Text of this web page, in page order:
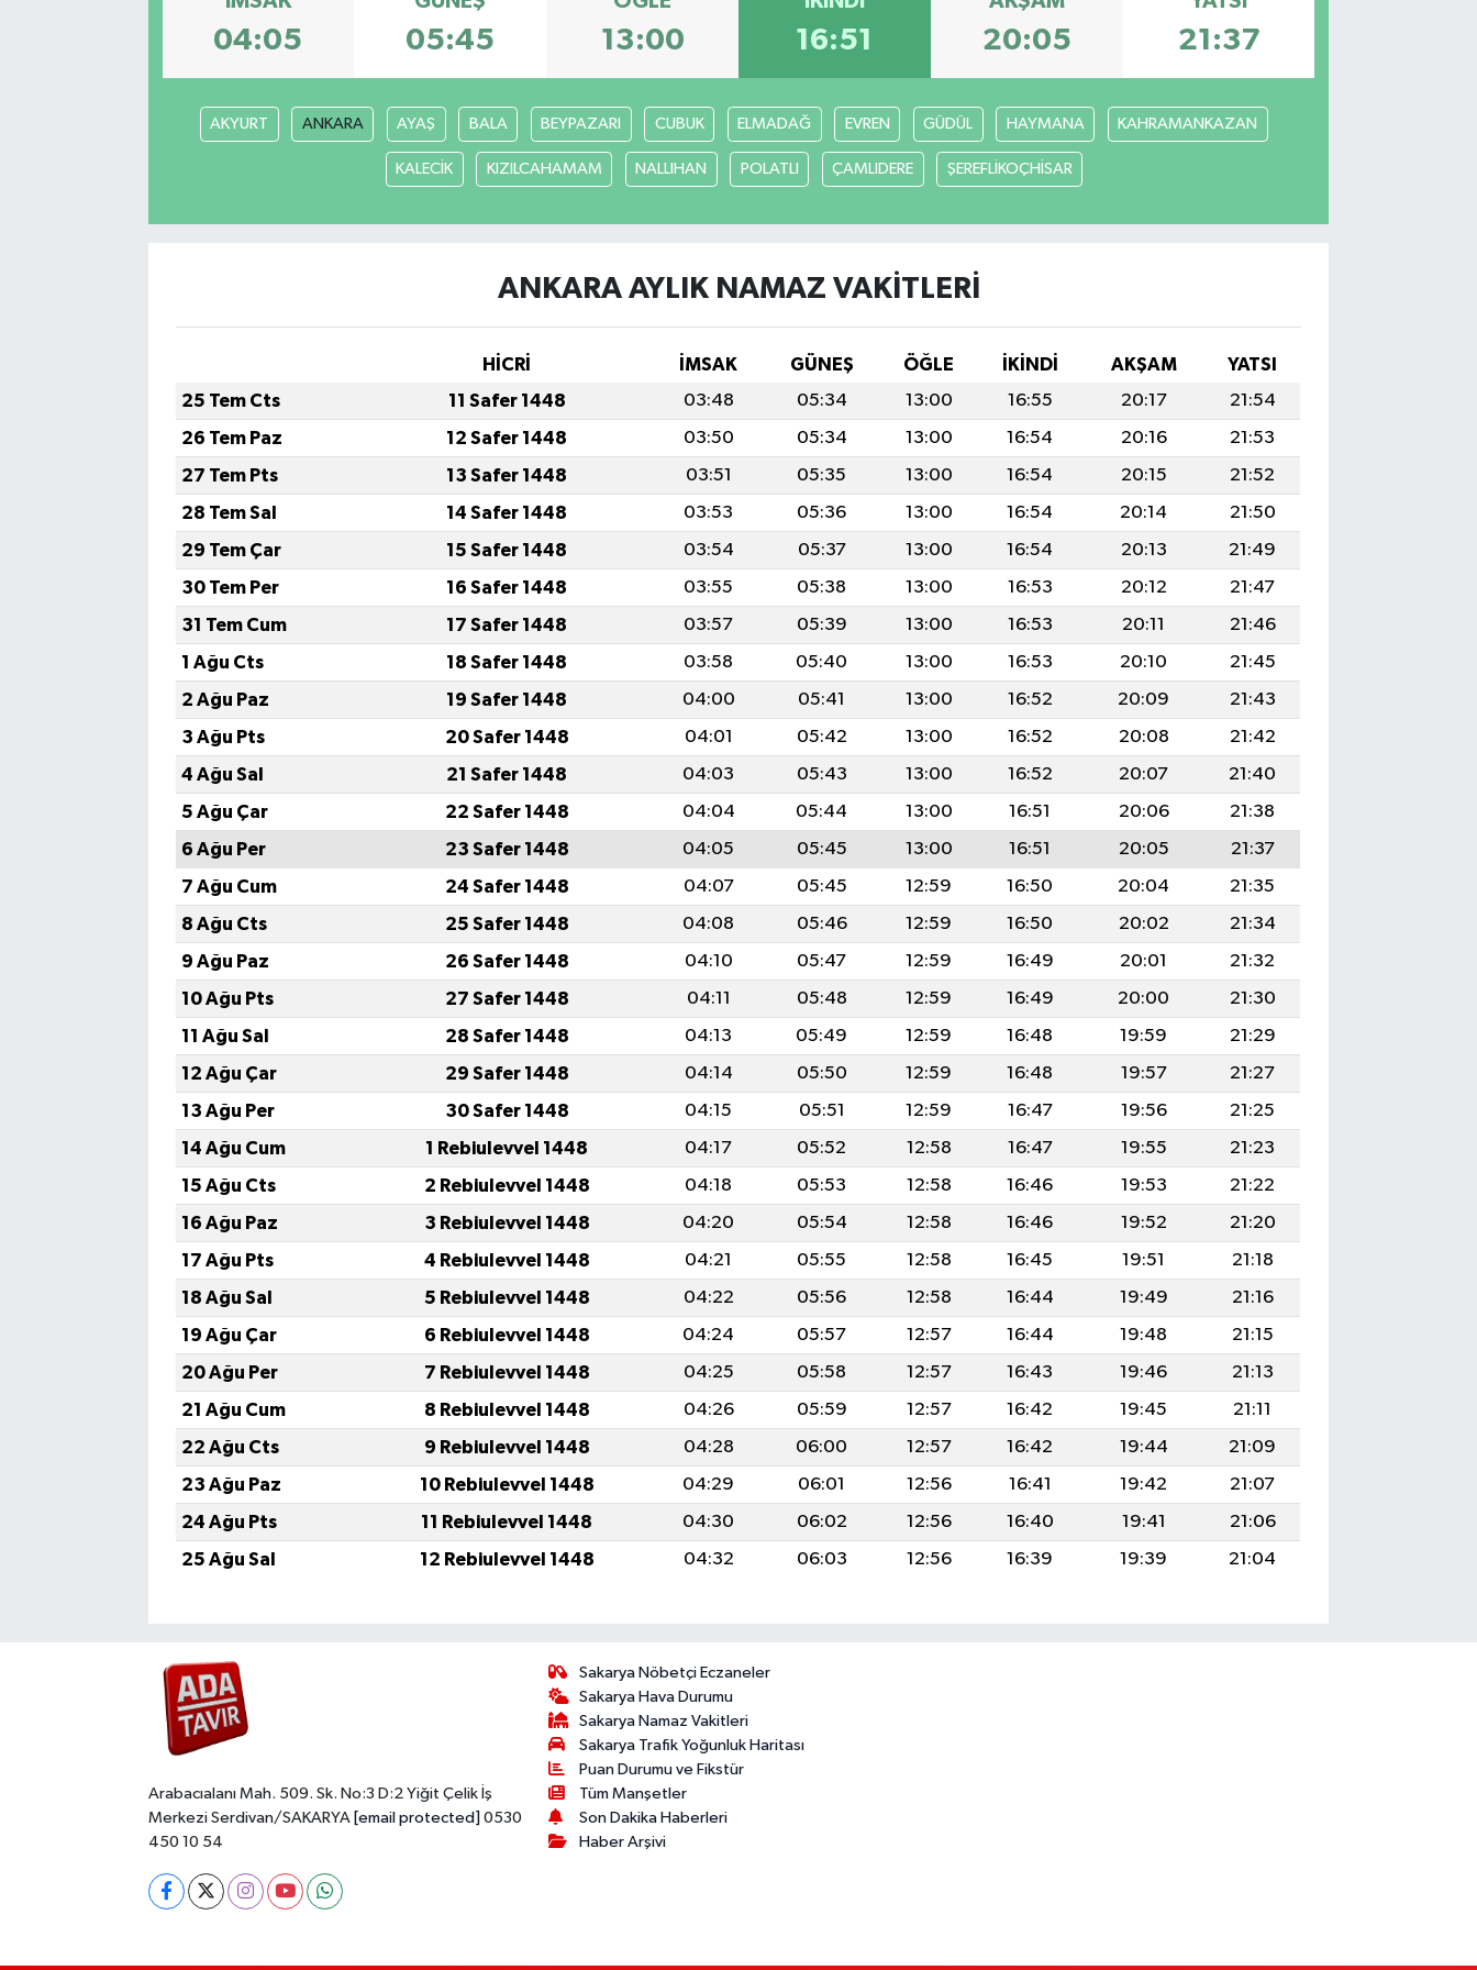
04:05 05:45 13:00 16:51 20:05 21:37
AKYURT ANKARA AYAŞ BALA BEYPAZARI CUBUK ELMADAĞ EVREN GÜDÜL HAYMANA KAHRAMANKAZAN
KALECİK KIZILCAHAMAM NALLIHAN POLATLI ÇAMLIDERE ŞEREFLİKOÇHİSAR
ANKARA AYLIK NAMAZ VAKITLERI
HİCRİ İMSAK GÜNEŞ ÖĞLE İKINDI AKŞAM
YATSI
25 Tem Cts
11 Safer 1448 03:48 05:34 13:00 16:55 20:17
21:54
26 Tem Paz
12 Safer 1448 03:50 05:34 13:00 16:54 20:16
21:53
27 Tem Pts
13 Safer 1448 03:51 05:35 13:00 16:54 20:15
21:52
28 Tem Sal
14 Safer 1448 03:53 05:36 13:00 16:54 20:14
21:50
29 Tem Çar
15 Safer 1448 03:54 05:37 13:00 16:54 20:13
21:49
30 Tem Per
16 Safer 1448 03:55 05:38 13:00 16:53 20:12
21:47
31 Tem Cum
17 Safer 1448 03:57 05:39 13:00 16:53 20:11
21:46
1 Ağu Cts
18 Safer 1448 03:58 05:40 13:00 16:53 20:10
21:45
2 Ağu Paz
19 Safer 1448 04:00 05:41 13:00 16:52 20:09
21:43
3 Ağu Pts
20 Safer 1448 04:01 05:42 13:00 16:52 20:08
21:42
4 Ağu Sal
21 Safer 1448 04:03 05:43 13:00 16:52 20:07
21:40
5 Ağu Çar
22 Safer 1448 04:04 05:44 13:00 16:51 20:06
21:38
6 Ağu Per
23 Safer 1448 04:05 05:45 13:00 16:51 20:05
21:37
7 Ağu Cum
24 Safer 1448 04:07 05:45 12:59 16:50 20:04
21:35
8 Ağu Cts
25 Safer 1448 04:08 05:46 12:59 16:50 20:02
21:34
9 Ağu Paz
26 Safer 1448 04:10 05:47 12:59 16:49 20:01
21:32
10 Ağu Pts
27 Safer 1448 04:11 05:48 12:59 16:49 20:00
21:30
11 Ağu Sal
28 Safer 1448 04:13 05:49 12:59 16:48 19:59
21:29
12 Ağu Çar
29 Safer 1448 04:14 05:50 12:59 16:48 19:57
21:27
13 Ağu Per
30 Safer 1448 04:15 05:51 12:59 16:47 19:56
21:25
14 Ağu Cum
1 Rebiulevvel 1448 04:17 05:52 12:58 16:47 19:55
21:23
15 Ağu Cts
2 Rebiulevvel 1448 04:18 05:53 12:58 16:46 19:53
21:22
16 Ağu Paz
3 Rebiulevvel 1448 04:20 05:54 12:58 16:46 19:52
21:20
17 Ağu Pts
4 Rebiulevvel 1448 04:21 05:55 12:58 16:45 19:51
21:18
18 Ağu Sal
5 Rebiulevvel 1448 04:22 05:56 12:58 16:44 19:49
21:16
19 Ağu Çar
6 Rebiulevvel 1448 04:24 05:57 12:57 16:44 19:48
21:15
20 Ağu Per
7 Rebiulevvel 1448 04:25 05:58 12:57 16:43 19:46
21:13
21 Ağu Cum
8 Rebiulevvel 1448 04:26 05:59 12:57 16:42 19:45
21:11
22 Ağu Cts
9 Rebiulevvel 1448 04:28 06:00 12:57 16:42 19:44
21:09
23 Ağu Paz
10 Rebiulevvel 1448 04:29 06:01 12:56 16:41 19:42
21:07
24 Ağu Pts
11 Rebiulevvel 1448 04:30 06:02 12:56 16:40 19:41
21:06
25 Ağu Sal
12 Rebiulevvel 1448 04:32 06:03 12:56 16:39 19:39 21:04
Arabacıalanı Mah. 509. Sk. No:3 D:2 Yiğit Çelik İş
Merkezi Serdivan/SAKARYA [email protected] 0530
450 10 54
Sakarya Nöbetçi Eczaneler
Sakarya Hava Durumu
Sakarya Namaz Vakitleri
Sakarya Trafik Yoğunluk Haritası
Puan Durumu ve Fikstür
Tüm Manşetler
Son Dakika Haberleri
Haber Arşivi